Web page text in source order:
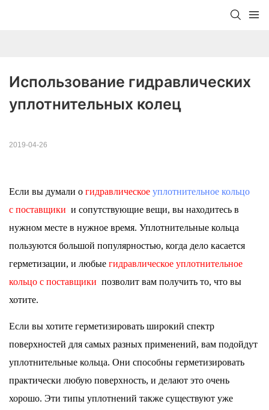
Использование гидравлических
уплотнительных колец
2019-04-26
Если вы думали о гидравлическое уплотнительное кольцо
с поставщики и сопутствующие вещи, вы находитесь в
нужном месте в нужное время. Уплотнительные кольца
пользуются большой популярностью, когда дело касается
герметизации, и любые гидравлическое уплотнительное
кольцо с поставщики позволит вам получить то, что вы
хотите.
Если вы хотите герметизировать широкий спектр
поверхностей для самых разных применений, вам подойдут
уплотнительные кольца. Они способны герметизировать
практически любую поверхность, и делают это очень
хорошо. Эти типы уплотнений также существуют уже